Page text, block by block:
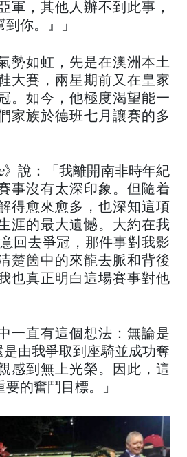
軍，其他人辦不到此事，
你。』」
勢如虹，先是在澳洲本土
大賽，兩星期前又在皇家
。如今，他極度渴望能一
家族於德班七月讓賽的多
》說：「我離開南非時年紀
事沒有太深印象。但隨着
得愈來愈多，也深知這項
涯的最大遺憾。大約在我
回去爭冠，那件事對我影
楚箇中的來龍去脈和背後
也真正明白這場賽事對他
一直有這個想法：無論是
是由我爭取到座騎並成功奪
感到無上光榮。因此，這
的奮鬥目標。」